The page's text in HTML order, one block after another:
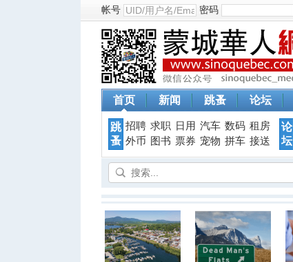
帐号 密码
首页 新闻 跳蚤 论坛
跳
蚤
招聘 求职 日用 汽车 数码 租房
外币
图书 票券 宠物 拼车 接送
论
坛